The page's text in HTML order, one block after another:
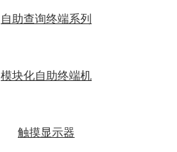
自助查询终端系列
模块化自助终端机
触摸显示器